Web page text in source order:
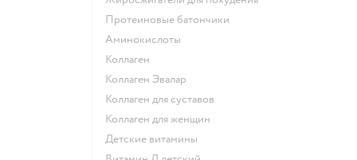
Протеиновые батончики
Аминокислоты
Коллаген
Коллаген Эвалар
Коллаген для суставов
Коллаген для женщин
Детские витамины